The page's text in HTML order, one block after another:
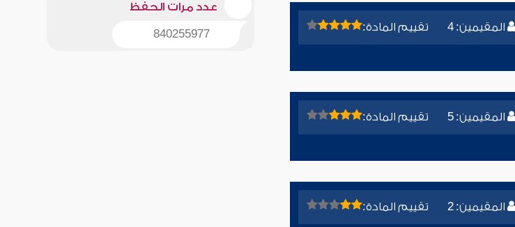
المقيمين: 4 تقييم المادة:
المقيمين: 5 تقييم المادة:
المقيمين: 2 تقييم المادة:
عدد مرات الحفظ
840255977